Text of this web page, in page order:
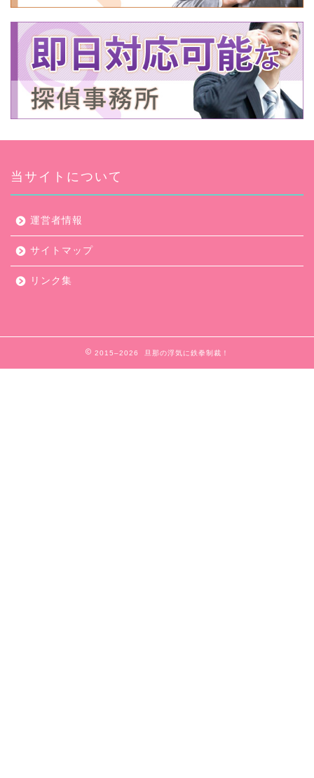
当サイトについて
運営者情報
サイトマップ
リンク集
2015–2026 旦那の浮気に鉄拳制裁！